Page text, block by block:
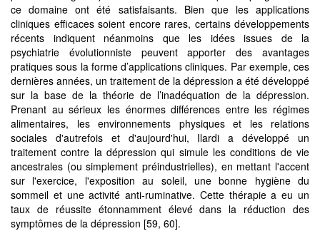
ce domaine ont été satisfaisants. Bien que les applications
cliniques efficaces soient encore rares, certains développements
récents indiquent néanmoins que les idées issues de la
psychiatrie évolutionniste peuvent apporter des avantages
pratiques sous la forme d’applications cliniques. Par exemple, ces
dernières années, un traitement de la dépression a été développé
sur la base de la théorie de l’inadéquation de la dépression.
Prenant au sérieux les énormes différences entre les régimes
alimentaires, les environnements physiques et les relations
sociales d'autrefois et d'aujourd'hui, Ilardi a développé un
traitement contre la dépression qui simule les conditions de vie
ancestrales (ou simplement préindustrielles), en mettant l'accent
sur l'exercice, l'exposition au soleil, une bonne hygiène du
sommeil et une activité anti-ruminative. Cette thérapie a eu un
taux de réussite étonnamment élevé dans la réduction des
symptômes de la dépression [59, 60].